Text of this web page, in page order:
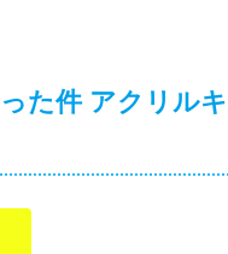
た件 アクリル